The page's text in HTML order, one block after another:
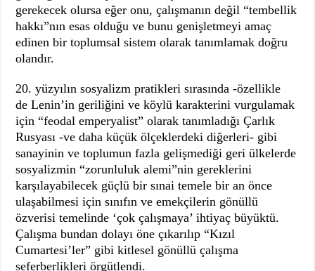
gerekecek olursa eğer onu, çalışmanın değil “tembellik
hakkı”nın esas olduğu ve bunu genişletmeyi amaç
edinen bir toplumsal sistem olarak tanımlamak doğru
olandır.
20. yüzyılın sosyalizm pratikleri sırasında -özellikle
de Lenin’in geriliğini ve köylü karakterini vurgulamak
için “feodal emperyalist” olarak tanımladığı Çarlık
Rusyası -ve daha küçük ölçeklerdeki diğerleri- gibi
sanayinin ve toplumun fazla gelişmediği geri ülkelerde
sosyalizmin “zorunluluk alemi”nin gereklerini
karşılayabilecek güçlü bir sınai temele bir an önce
ulaşabilmesi için sınıfın ve emekçilerin gönüllü
özverisi temelinde ‘çok çalışmaya’ ihtiyaç büyüktü.
Çalışma bundan dolayı öne çıkarılıp “Kızıl
Cumartesi’ler” gibi kitlesel gönüllü çalışma
seferberlikleri örgütlendi.